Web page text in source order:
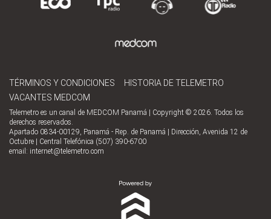
TÉRMINOS Y CONDICIONES
HISTORIA DE TELEMETRO
VACANTES MEDCOM
Telemetro es un canal de MEDCOM Panamá | Copyright © 2026. Todos los
derechos reservados.
Apartado 0834-00129, Panamá - Rep. de Panamá | Dirección, Avenida 12 de
Octubre | Central Telefónica (507) 390-6700
email: internet@telemetro.com